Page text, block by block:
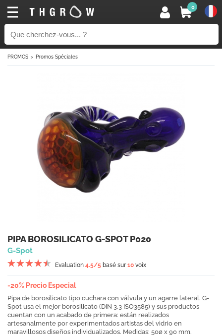
0
PROMOS Promos Spéciales
PIPA BOROSILICATO G-SPOT P020
G-Spot
Evaluation 4.5/5 basé sur10 voix
-20% Precio Especial
Pipa de borosilicato tipo cuchara con válvula y un agarre lateral. G-
Spot usa el mejor borosilicato (DIN 3.3 ISO3585) y sus productos
cuentan con un acabado de primera: están realizados
artesanalmente por experimentados artistas del vidrio en
maravillosos diseños individualizados. Medidas: 50ø x 90 mm.